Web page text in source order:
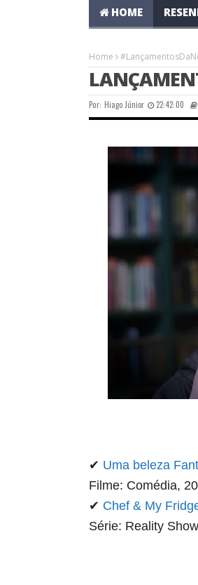
HOME
Home
Por: Hiago Júnior 22:42:00
✔ Uma beleza
Filme: Comédia,
✔ Chef & My
Série: Reality